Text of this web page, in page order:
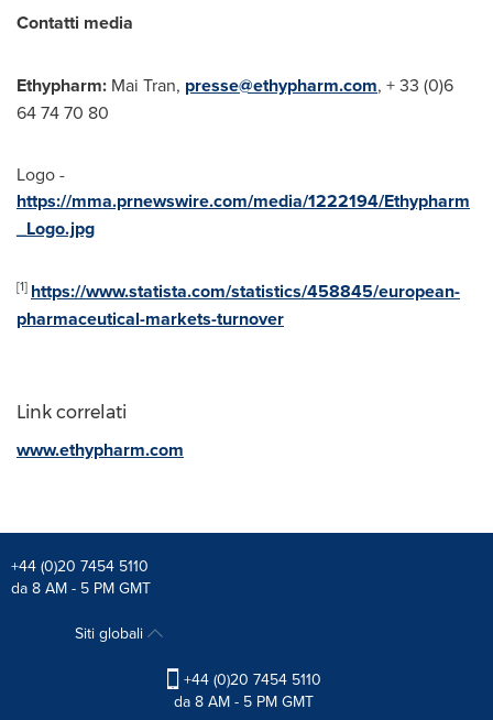
Contatti media
Ethypharm: Mai Tran, presse@ethypharm.com, + 33 (0)6
64 74 70 80
Logo -
https://mma.prnewswire.com/media/1222194/Ethypharm
_Logo.jpg
[1] https://www.statista.com/statistics/458845/european-
pharmaceutical-markets-turnover
Link correlati
www.ethypharm.com
+44 (0)20 7454 5110
da 8 AM - 5 PM GMT
Siti globali
+44 (0)20 7454 5110
da 8 AM - 5 PM GMT